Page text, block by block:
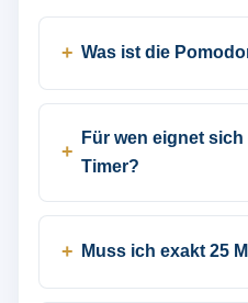
Was ist die
Für wen eignet
Timer?
Muss ich exakt 25